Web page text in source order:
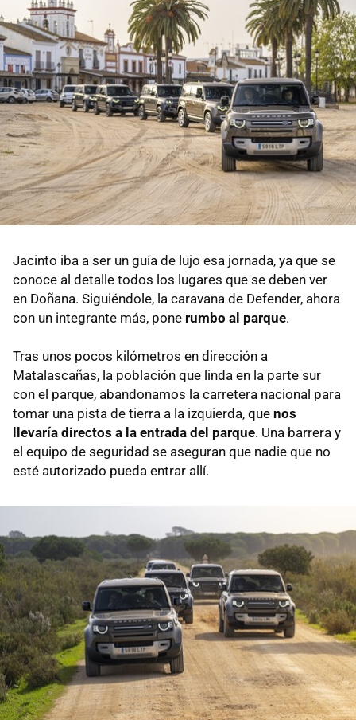
Jacinto iba a ser un guía de lujo esa jornada, ya que se
conoce al detalle todos los lugares que se deben ver
en Doñana. Siguiéndole, la caravana de Defender, ahora
con un integrante más, pone rumbo al parque.
Tras unos pocos kilómetros en dirección a
Matalascañas, la población que linda en la parte sur
con el parque, abandonamos la carretera nacional para
tomar una pista de tierra a la izquierda, que nos
llevaría directos a la entrada del parque. Una barrera y
el equipo de seguridad se aseguran que nadie que no
esté autorizado pueda entrar allí.